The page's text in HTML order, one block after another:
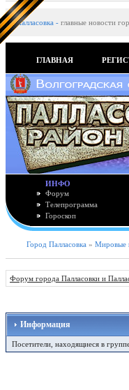
Палласовка - главные новости
ГЛАВНАЯ
ИНФО
Форум
Телепрограмма
Гороскоп
Город Палласовка » Мировые
Форум города Палласовки и
Информация
Посетители, находящиеся в